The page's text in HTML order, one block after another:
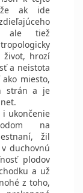
že ak ide
ale tiež
život, hrozí
a neistota
miesto,
strán a je
i ukončenie
na
žil
duchovnú
plodov
a už
z toho,